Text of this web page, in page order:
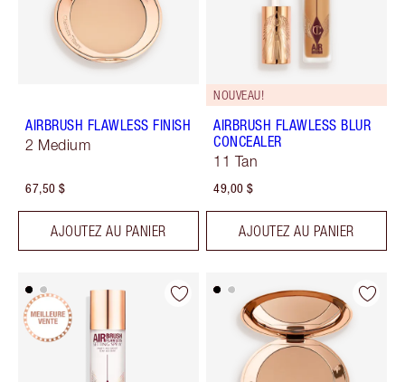
AIRBRUSH FLAWLESS FINISH
2 Medium
67,50 $
AJOUTEZ AU PANIER
NOUVEAU!
AIRBRUSH FLAWLESS BLUR
CONCEALER
11 Tan
49,00 $
AJOUTEZ AU PANIER